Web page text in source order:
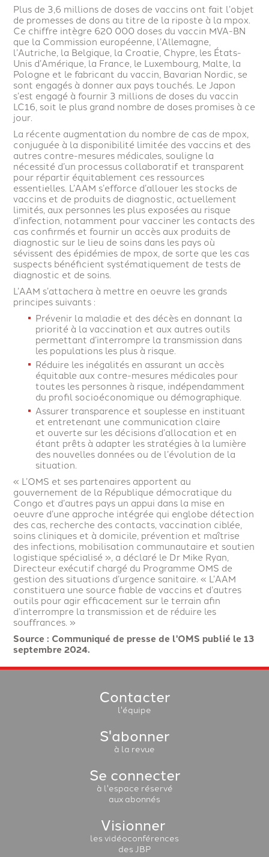
Plus de 3,6 millions de doses de vaccins ont fait l’objet
de promesses de dons au titre de la riposte à la mpox.
Ce chiffre intègre 620 000 doses du vaccin MVA-BN
que la Commission européenne, l’Allemagne,
l’Autriche, la Belgique, la Croatie, Chypre, les États-
Unis d’Amérique, la France, le Luxembourg, Malte, la
Pologne et le fabricant du vaccin, Bavarian Nordic, se
sont engagés à donner aux pays touchés. Le Japon
s’est engagé à fournir 3 millions de doses du vaccin
LC16, soit le plus grand nombre de doses promises à ce
jour.
La récente augmentation du nombre de cas de mpox,
conjuguée à la disponibilité limitée des vaccins et des
autres contre-mesures médicales, souligne la
nécessité d’un processus collaboratif et transparent
pour répartir équitablement ces ressources
essentielles. L’AAM s’efforce d’allouer les stocks de
vaccins et de produits de diagnostic, actuellement
limités, aux personnes les plus exposées au risque
d’infection, notamment pour vacciner les contacts des
cas confirmés et fournir un accès aux produits de
diagnostic sur le lieu de soins dans les pays où
sévissent des épidémies de mpox, de sorte que les cas
suspects bénéficient systématiquement de tests de
diagnostic et de soins.
L’AAM s’attachera à mettre en oeuvre les grands
principes suivants :
Prévenir la maladie et des décès en donnant la
priorité à la vaccination et aux autres outils
permettant d’interrompre la transmission dans
les populations les plus à risque.
Réduire les inégalités en assurant un accès
équitable aux contre-mesures médicales pour
toutes les personnes à risque, indépendamment
du profil socioéconomique ou démographique.
Assurer transparence et souplesse en instituant
et entretenant une communication claire
et ouverte sur les décisions d’allocation et en
étant prêts à adapter les stratégies à la lumière
des nouvelles données ou de l’évolution de la
situation.
« L’OMS et ses partenaires apportent au
gouvernement de la République démocratique du
Congo et d’autres pays un appui dans la mise en
oeuvre d’une approche intégrée qui englobe détection
des cas, recherche des contacts, vaccination ciblée,
soins cliniques et à domicile, prévention et maîtrise
des infections, mobilisation communautaire et soutien
logistique spécialisé », a déclaré le Dr Mike Ryan,
Directeur exécutif chargé du Programme OMS de
gestion des situations d’urgence sanitaire. « L’AAM
constituera une source fiable de vaccins et d’autres
outils pour agir efficacement sur le terrain afin
d’interrompre la transmission et de réduire les
souffrances. »
Source : Communiqué de presse de l'OMS publié le 13
septembre 2024.
Contacter
l'équipe
S'abonner
à la revue
Se connecter
à l'espace réservé
aux abonnés
Visionner
les vidéoconférences
des JBP